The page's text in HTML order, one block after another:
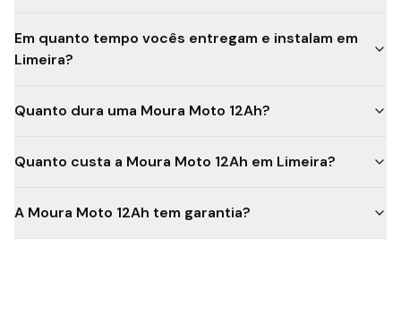
Em quanto tempo vocês entregam e instalam em
Limeira?
Quanto dura uma Moura Moto 12Ah?
Quanto custa a Moura Moto 12Ah em Limeira?
A Moura Moto 12Ah tem garantia?